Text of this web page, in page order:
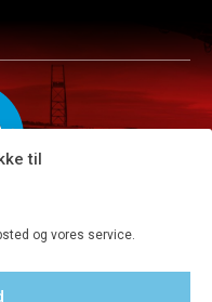
til
og vores service.
man-fre kl. 9-15